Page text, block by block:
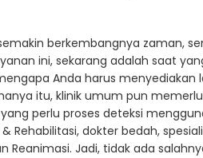
berkembangnya zaman,
ini, sekarang adalah saat
Anda harus menyediakan
itu, klinik umum pun
perlu proses deteksi
& Rehabilitasi, dokter bedah,
Reanimasi. Jadi, tidak ada